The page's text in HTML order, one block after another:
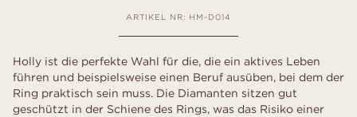
ARTIKEL NR: HM-D014
Holly ist die perfekte Wahl für die, die ein aktives Leben
führen und beispielsweise einen Beruf ausüben, bei dem der
Ring praktisch sein muss. Die Diamanten sitzen gut
geschützt in der Schiene des Rings, was das Risiko einer